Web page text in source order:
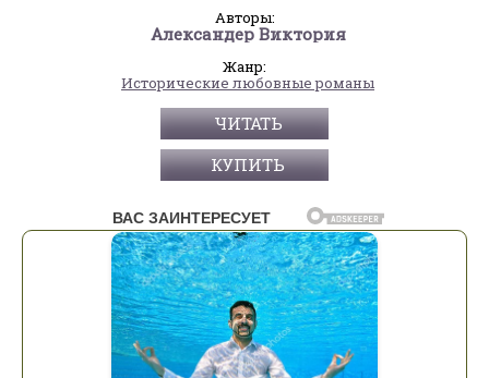
Авторы:
Александер Виктория
Жанр:
Исторические любовные романы
ЧИТАТЬ
КУПИТЬ